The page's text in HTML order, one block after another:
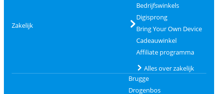
Zakelijk
Bedrijfswinkels
Digisprong
Bring Your Own Device
Cadeauwinkel
Affiliate programma
Alles over zakelijk
Brugge
Drogenbos